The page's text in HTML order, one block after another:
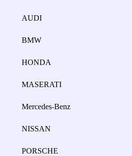
AUDI
BMW
HONDA
MASERATI
Mercedes-Benz
NISSAN
PORSCHE